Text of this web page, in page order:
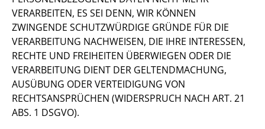
VERARBEITEN, ES SEI DENN, WIR KÖNNEN
ZWINGENDE SCHUTZWÜRDIGE GRÜNDE FÜR DIE
VERARBEITUNG NACHWEISEN, DIE IHRE INTERESSEN,
RECHTE UND FREIHEITEN ÜBERWIEGEN ODER DIE
VERARBEITUNG DIENT DER GELTENDMACHUNG,
AUSÜBUNG ODER VERTEIDIGUNG VON
RECHTSANSPRÜCHEN (WIDERSPRUCH NACH ART. 21
ABS. 1 DSGVO).